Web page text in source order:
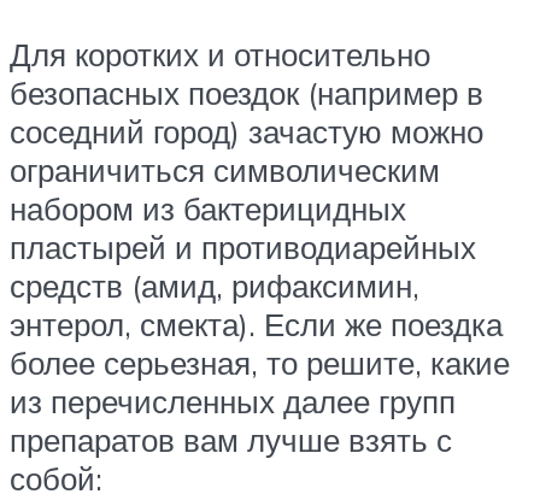
Для коротких и относительно
безопасных поездок (например в
соседний город) зачастую можно
ограничиться символическим
набором из бактерицидных
пластырей и противодиарейных
средств (амид, рифаксимин,
энтерол, смекта). Если же поездка
более серьезная, то решите, какие
из перечисленных далее групп
препаратов вам лучше взять с
собой: